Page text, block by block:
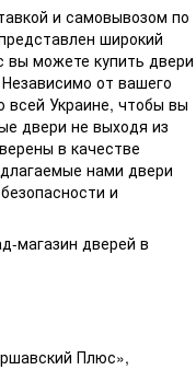
и самовывозом по
широкий
вы можете купить двери
от вашего
всей Украине, чтобы вы
двери не выходя из
в качестве
нами двери
и
магазин дверей в
Плюс»,